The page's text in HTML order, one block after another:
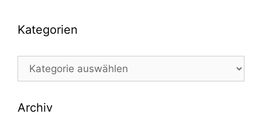
Kategorien
Kategorien
Archiv